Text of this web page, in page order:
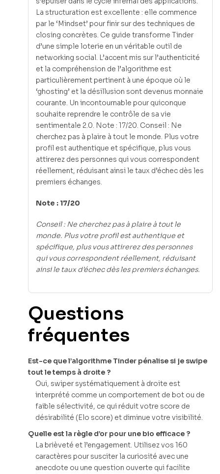
La structuration est excellente : elle commence
par le ‘Mindset’ pour finir sur des techniques de
closing concrètes. Ce guide transforme Tinder
d’une simple loterie en un véritable outil de
networking social. L’accent mis sur l’authenticité
et la compréhension de l’algorithme est
particulièrement pertinent à une époque où le
‘ghosting’ et la désillusion sont devenus monnaie
courante. Un incontournable pour quiconque
souhaite reprendre le contrôle de sa vie
sentimentale 2.0. Note : 17/20. Conseil : Ne
cherchez pas à plaire à tout le monde. Plus votre
profil est authentique et spécifique, plus vous
attirerez des personnes qui vous correspondent
réellement, réduisant ainsi le taux d’échec dès les
premiers échanges.
Note : 17/20
Conseil : Ne cherchez pas à plaire à tout le
monde. Plus votre profil est authentique et
spécifique, plus vous attirerez des personnes
qui vous correspondent réellement, réduisant
ainsi le taux d’échec dès les premiers échanges.
Questions
fréquentes
Est-ce que l’algorithme Tinder pénalise si je swipe
tout le temps à droite ?
Oui, swiper systématiquement à droite est
interprété comme un comportement de bot ou de
faible sélectivité, ce qui réduit votre score de
désirabilité (Elo score) et diminue votre visibilité.
Quelle est la règle d’or pour une bio efficace ?
La brièveté et l’engagement. Utilisez vos 160
caractères pour susciter la curiosité avec une
anecdote ou une question ouverte qui facilite